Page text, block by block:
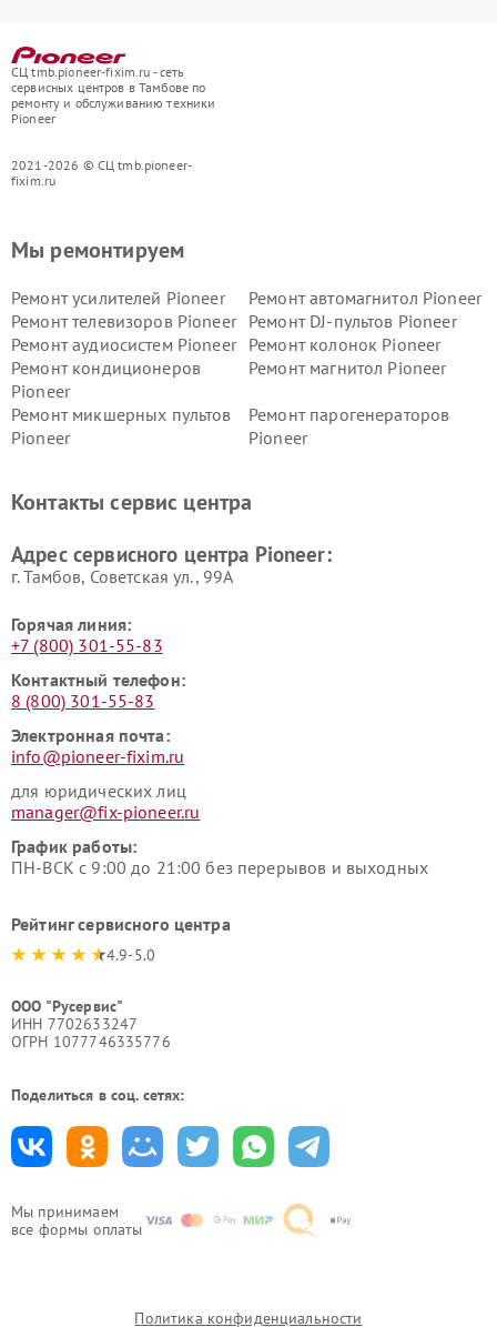
СЦ tmb.pioneer-fixim.ru - сеть
сервисных центров в Тамбове по
ремонту и обслуживанию техники
Pioneer
2021-2026 © СЦ tmb.pioneer-
fixim.ru
Мы принимаем
все формы оплаты
Мы ремонтируем
Ремонт усилителей Pioneer
Ремонт автомагнитол Pioneer
Ремонт телевизоров Pioneer
Ремонт DJ-пультов Pioneer
Ремонт аудиосистем Pioneer
Ремонт колонок Pioneer
Ремонт кондиционеров
Pioneer
Ремонт магнитол Pioneer
Ремонт микшерных пультов
Pioneer
Ремонт парогенераторов
Pioneer
Контакты сервис центра
Адрес сервисного центра Pioneer:
г. Тамбов, Советская ул., 99А
Горячая линия:
+7 (800) 301-55-83
Контактный телефон:
8 (800) 301-55-83
Электронная почта:
info@pioneer-fixim.ru
для юридических лиц
manager@fix-pioneer.ru
График работы:
ПН-ВСК с 9:00 до 21:00 без перерывов и выходных
Рейтинг сервисного центра
4.9-5.0
ООО "Русервис"
ИНН 7702633247
ОГРН 1077746335776
Поделиться в соц. сетях:
Политика конфиденциальности